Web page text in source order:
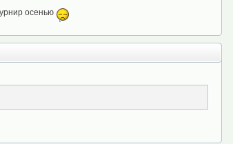
осенью